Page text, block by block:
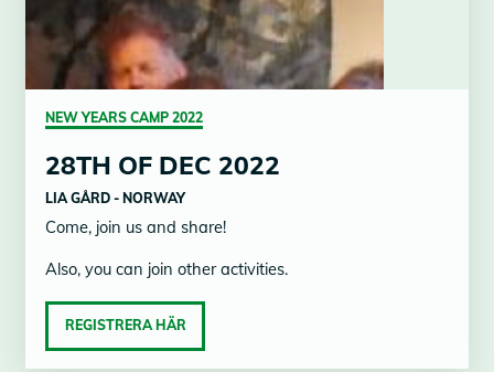
NEW YEARS CAMP 2022
28TH OF DEC 2022
LIA GÅRD - NORWAY
Come, join us and share!
Also, you can join other activities.
REGISTRERA HÄR